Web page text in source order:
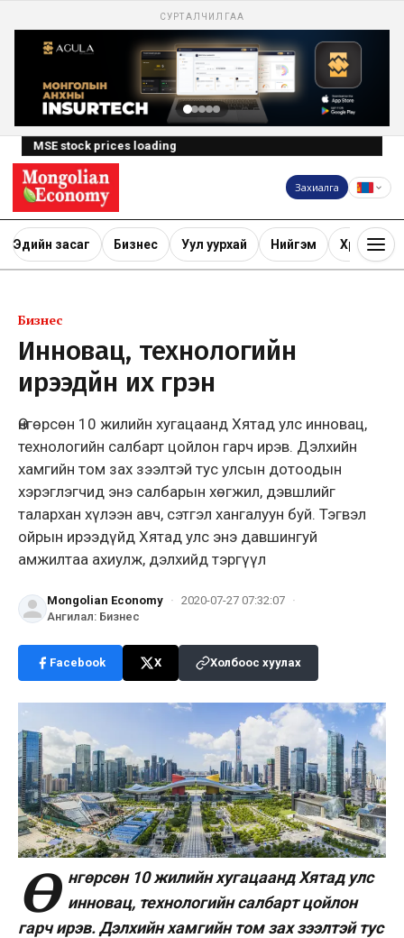
СУРТАЛЧИЛГАА
MSE stock prices loading
Захиалга
Эдийн засаг Бизнес Уул уурхай Нийгэм Хөрөнгө
Бизнес
Инновац, технологийн
ирээдүйн их гүрэн
Өнгөрсөн 10 жилийн хугацаанд Хятад улс инновац,
технологийн салбарт цойлон гарч ирэв. Дэлхийн
хамгийн том зах зээлтэй тус улсын дотоодын
хэрэглэгчид энэ салбарын хөгжил, дэвшлийг
талархан хүлээн авч, сэтгэл хангалуун буй. Тэгвэл
ойрын ирээдүйд Хятад улс энэ давшингуй
амжилтаа ахиулж, дэлхийд тэргүүл
Mongolian Economy · 2020-07-27 07:32:07 ·
Ангилал: Бизнес
Facebook X Холбоос хуулах
Ө нгөрсөн 10 жилийн хугацаанд Хятад улс
инновац, технологийн салбарт цойлон
гарч ирэв. Дэлхийн хамгийн том зах зээлтэй тус